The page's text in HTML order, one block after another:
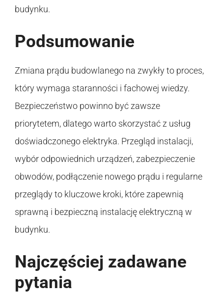
budynku.
Podsumowanie
Zmiana prądu budowlanego na zwykły to proces,
który wymaga staranności i fachowej wiedzy.
Bezpieczeństwo powinno być zawsze
priorytetem, dlatego warto skorzystać z usług
doświadczonego elektryka. Przegląd instalacji,
wybór odpowiednich urządzeń, zabezpieczenie
obwodów, podłączenie nowego prądu i regularne
przeglądy to kluczowe kroki, które zapewnią
sprawną i bezpieczną instalację elektryczną w
budynku.
Najczęściej zadawane
pytania